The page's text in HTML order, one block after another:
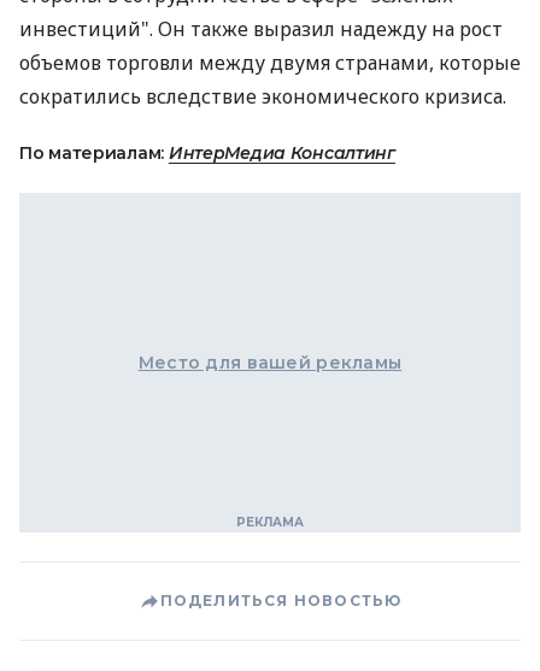
инвестиций". Он также выразил надежду на рост
объемов торговли между двумя странами, которые
сократились вследствие экономического кризиса.
По материалам: ИнтерМедиа Консалтинг
Место для вашей рекламы
ПОДЕЛИТЬСЯ НОВОСТЬЮ